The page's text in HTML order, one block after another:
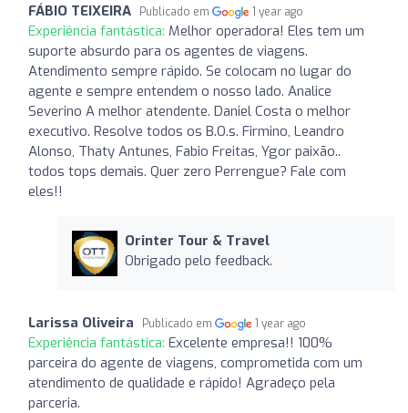
FÁBIO TEIXEIRA Publicado em 1 year ago
Experiência fantástica: Melhor operadora! Eles tem um
suporte absurdo para os agentes de viagens.
Atendimento sempre rápido. Se colocam no lugar do
agente e sempre entendem o nosso lado. Analice
Severino A melhor atendente. Daniel Costa o melhor
executivo. Resolve todos os B.O.s. Firmino, Leandro
Alonso, Thaty Antunes, Fabio Freitas, Ygor paixão..
todos tops demais. Quer zero Perrengue? Fale com
eles!!
Orinter Tour & Travel
Obrigado pelo feedback.
Larissa Oliveira Publicado em 1 year ago
Experiência fantástica: Excelente empresa!! 100%
parceira do agente de viagens, comprometida com um
atendimento de qualidade e rápido! Agradeço pela
parceria.